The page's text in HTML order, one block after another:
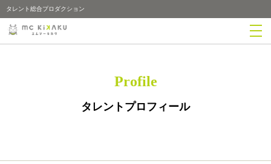
タレント総合プロダクション
Profile
タレントプロフィール